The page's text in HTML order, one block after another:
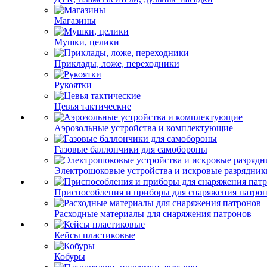
Магазины
Мушки, целики
Приклады, ложе, переходники
Рукоятки
Цевья тактические
Аэрозольные устройства и комплектующие
Газовые баллончики для самобороны
Электрошоковые устройства и искровые
Приспособления и приборы для снаряжения
Расходные материалы для снаряжения патронов
Кейсы пластиковые
Кобуры